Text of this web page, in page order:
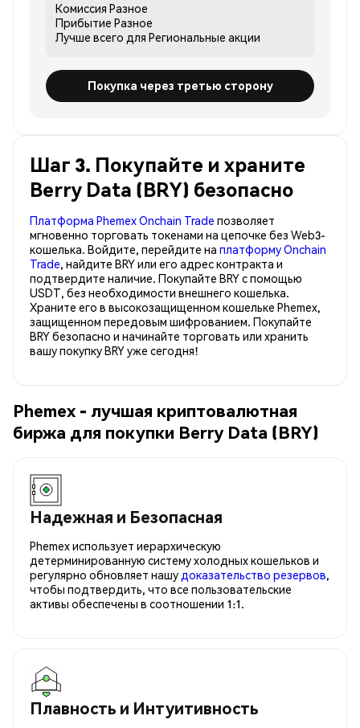
Комиссия Разное
Прибытие Разное
Лучше всего для Региональные акции
Покупка через третью сторону
Шаг 3. Покупайте и храните
Berry Data (BRY) безопасно
Платформа Phemex Onchain Trade позволяет
мгновенно торговать токенами на цепочке без Web3-
кошелька. Войдите, перейдите на платформу Onchain
Trade, найдите BRY или его адрес контракта и
подтвердите наличие. Покупайте BRY с помощью
USDT, без необходимости внешнего кошелька.
Храните его в высокозащищенном кошельке Phemex,
защищенном передовым шифрованием. Покупайте
BRY безопасно и начинайте торговать или хранить
вашу покупку BRY уже сегодня!
Phemex - лучшая криптовалютная
биржа для покупки Berry Data (BRY)
Надежная и Безопасная
Phemex использует иерархическую
детерминированную систему холодных кошельков и
регулярно обновляет нашу доказательство резервов,
чтобы подтвердить, что все пользовательские
активы обеспечены в соотношении 1:1.
Плавность и Интуитивность